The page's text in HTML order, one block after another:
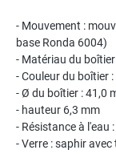
- Mouvement :
base Ronda 6004)
- Matériau du
- Couleur du boîtier
- Ø du boîtier : 41,0
- hauteur 6,3 mm
- Résistance à l'eau
- Verre : saphir